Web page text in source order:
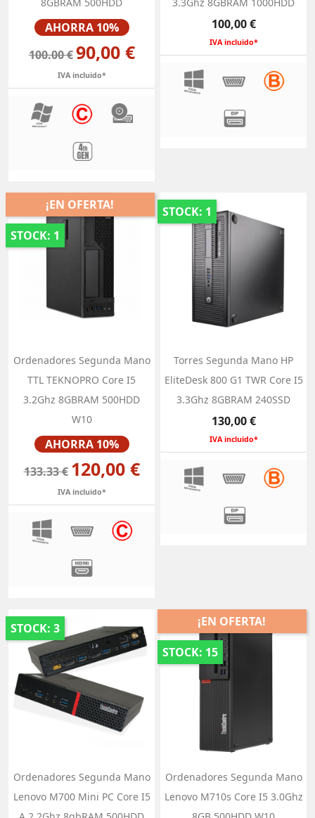
Precio
AHORRA 10%
100.00 € 90,00 €
IVA incluido*
Precio
100,00 €
IVA incluido*
¡EN OFERTA!
STOCK: 1
Ordenadores Segunda Mano
TTL TEKNOPRO Core I5
3.2Ghz 8GBRAM 500HDD
W10
Precio
AHORRA 10%
133.33 € 120,00 €
IVA incluido*
STOCK: 1
Torres Segunda Mano HP
EliteDesk 800 G1 TWR Core I5
3.3Ghz 8GBRAM 240SSD
Precio
130,00 €
IVA incluido*
STOCK: 3
Ordenadores Segunda Mano
Lenovo M700 Mini PC Core I5
¡EN OFERTA!
STOCK: 15
Ordenadores Segunda Mano
Lenovo M710s Core I5 3.0Ghz